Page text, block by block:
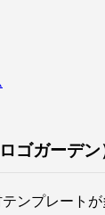
ゴガーデン
ンプレートが